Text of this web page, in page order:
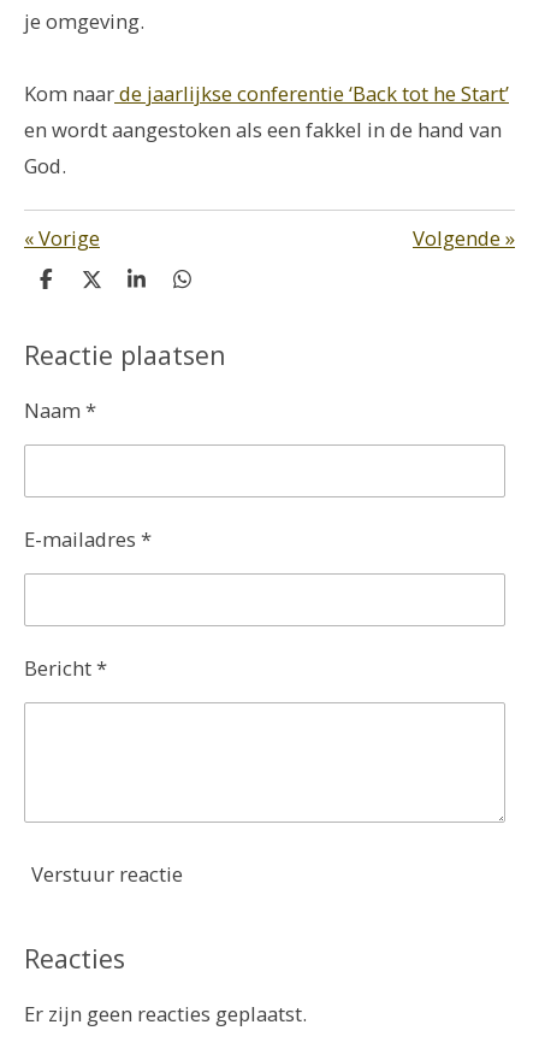
je omgeving.
Kom naarde jaarlijkse conferentie ‘Back tot he Start’
en wordt aangestoken als een fakkel in de hand van
God.
«Vorige Volgende»
D
e
n
D
l
S
r
e
D
e
n
Reactie plaatsen
Naam *
E-mailadres *
Bericht *
Verstuur reactie
Reacties
Er zijn geen reacties geplaatst.